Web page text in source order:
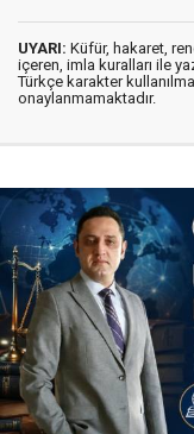
UYARI: Küfür, hakaret,
içeren, imla kuralları ile
Türkçe karakter
onaylanmamaktadır.